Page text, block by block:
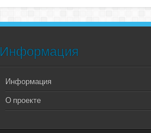
Информация
Информация
О проекте